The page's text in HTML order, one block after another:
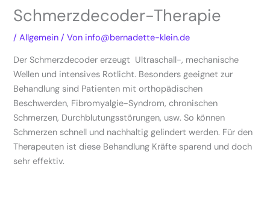
Schmerzdecoder-Therapie
/Allgemein / Von info@bernadette-klein.de
Der Schmerzdecoder erzeugt Ultraschall-, mechanische
Wellen und intensives Rotlicht. Besonders geeignet zur
Behandlung sind Patienten mit orthopädischen
Beschwerden, Fibromyalgie-Syndrom, chronischen
Schmerzen, Durchblutungsstörungen, usw. So können
Schmerzen schnell und nachhaltig gelindert werden. Für den
Therapeuten ist diese Behandlung Kräfte sparend und doch
sehr effektiv.